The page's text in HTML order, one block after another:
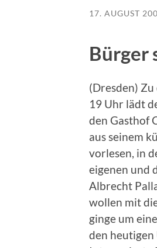
17. AUGUST
Bürger
(Dresden)
19 Uhr lädt
den Gasthof
aus seinem
vorlesen, in
eigenen und
Albrecht
wollen mit
ginge um
den